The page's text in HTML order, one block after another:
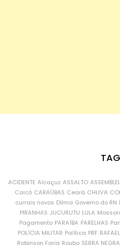
ACIDENTE Alcaçuz ASSALTO
Caicó CARAÚBAS Ceará CHUVA
currais novos Dilma Governo do RN
PIRANHAS JUCURUTU LULA
Pagamento PARAÍBA PARELHAS
POLÍCIA MILITAR Política PRF
Robinson Faria Roubo SERRA